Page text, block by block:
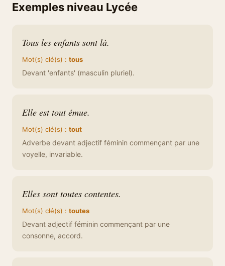
Exemples niveau Lycée
Tous les enfants sont là.
Mot(s) clé(s) : tous
Devant 'enfants' (masculin pluriel).
Elle est tout émue.
Mot(s) clé(s) : tout
Adverbe devant adjectif féminin commençant par une
voyelle, invariable.
Elles sont toutes contentes.
Mot(s) clé(s) : toutes
Devant adjectif féminin commençant par une
consonne, accord.